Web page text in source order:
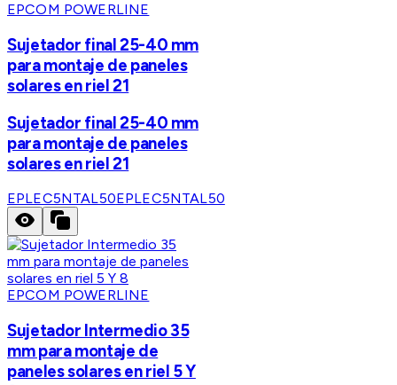
EPCOM POWERLINE
Sujetador final 25-40 mm
para montaje de paneles
solares en riel 21
Sujetador final 25-40 mm
para montaje de paneles
solares en riel 21
EPLEC5NTAL50EPLEC5NTAL50
EPCOM POWERLINE
Sujetador Intermedio 35
mm para montaje de
paneles solares en riel 5 Y